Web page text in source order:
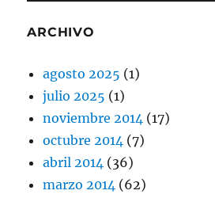
ARCHIVO
agosto 2025 (1)
julio 2025 (1)
noviembre 2014 (17)
octubre 2014 (7)
abril 2014 (36)
marzo 2014 (62)